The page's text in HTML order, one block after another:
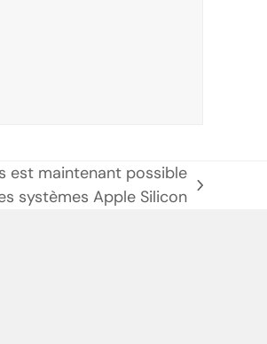
est maintenant possible
systèmes Apple Silicon